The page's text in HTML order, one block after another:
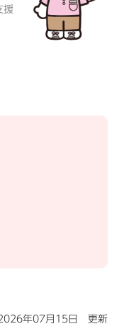
援
年07月15日 更新